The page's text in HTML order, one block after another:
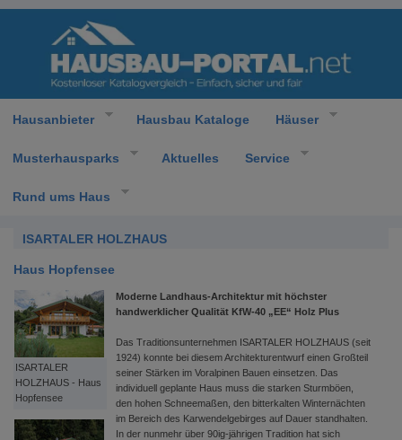
Hausanbieter Hausbau Kataloge Häuser
Musterhausparks Aktuelles Service
Rund ums Haus
ISARTALER HOLZHAUS
Haus Hopfensee
ISARTALER
HOLZHAUS - Haus
Hopfensee
Moderne Landhaus-Architektur mit höchster
handwerklicher Qualität KfW-40 „EE“ Holz Plus
Das Traditionsunternehmen ISARTALER HOLZHAUS (seit
1924) konnte bei diesem Architekturentwurf einen Großteil
seiner Stärken im Voralpinen Bauen einsetzen. Das
individuell geplante Haus muss die starken Sturmböen,
den hohen Schneemaßen, den bitterkalten Winternächten
im Bereich des Karwendelgebirges auf Dauer standhalten.
In der nunmehr über 90ig-jährigen Tradition hat sich